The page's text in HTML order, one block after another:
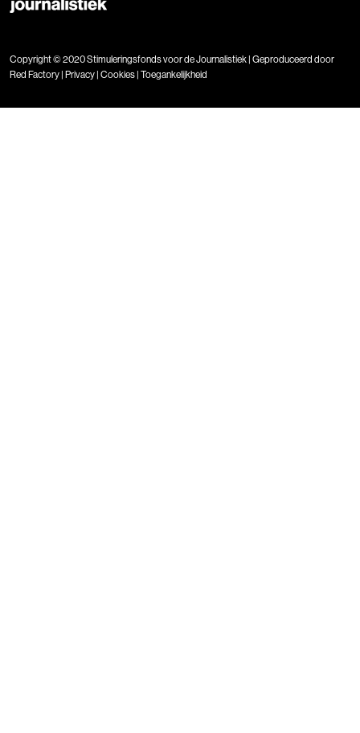
Copyright © 2020 Stimuleringsfonds voor de Journalistiek | Geproduceerd door
Red Factory | Privacy | Cookies | Toegankelijkheid